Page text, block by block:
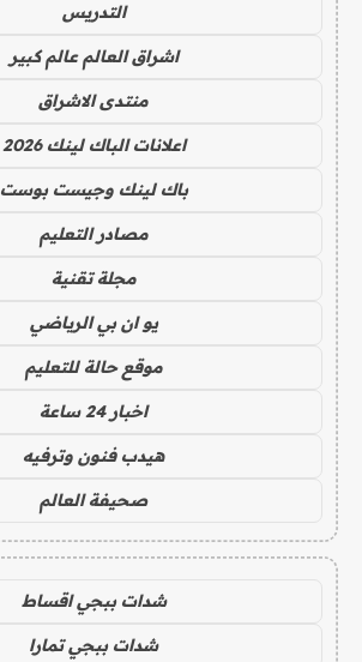
التدريس
اشراق العالم عالم كبير
منتدى الاشراق
اعلانات الباك لينك 2026
باك لينك وجيست بوست
مصادر التعليم
مجلة تقنية
يو ان بي الرياضي
موقع حالة للتعليم
اخبار 24 ساعة
هيدب فنون وترفيه
صحيفة العالم
شدات ببجي اقساط
شدات ببجي تمارا